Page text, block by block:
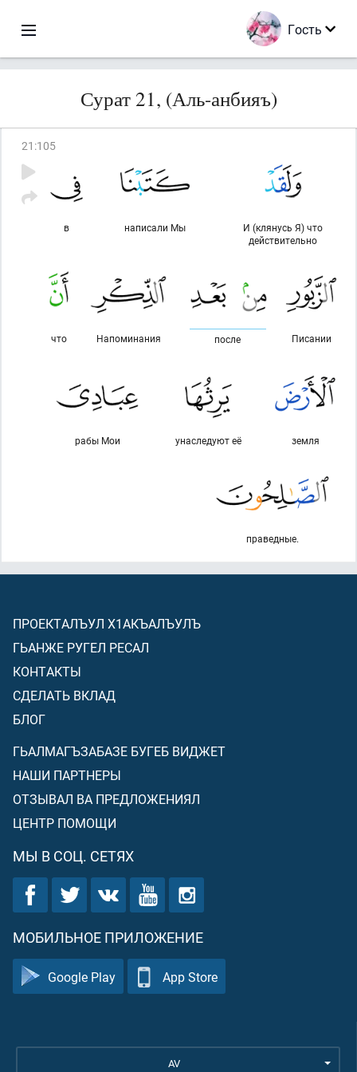
Гость
Сурат 21, (Аль-анбияъ)
21 :105
И (клянусь Я) что
действительно
написали Мы
в
Писании
после
Напоминания
что
земля
унаследуют её
рабы Мои
праведные.
ПРОЕКТАЛЪУЛ Х1АКЪАЛЪУЛЪ
ГЬАНЖЕ РУГЕЛ РЕСАЛ
КОНТАКТЫ
СДЕЛАТЬ ВКЛАД
БЛОГ
ГЬАЛМАГЪЗАБАЗЕ БУГЕБ ВИДЖЕТ
НАШИ ПАРТНЕРЫ
ОТЗЫВАЛ ВА ПРЕДЛОЖЕНИЯЛ
ЦЕНТР ПОМОЩИ
МЫ В СОЦ. СЕТЯХ
МОБИЛЬНОЕ ПРИЛОЖЕНИЕ
Google Play App Store
AV